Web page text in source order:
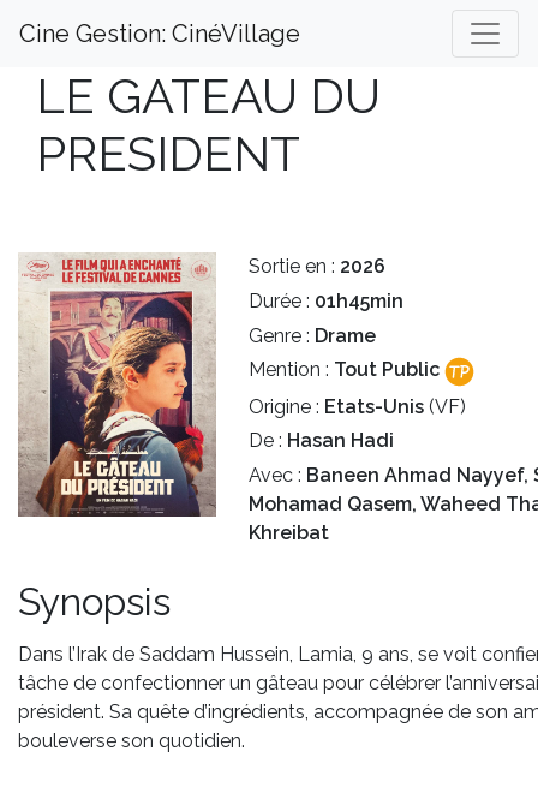
Cine Gestion: CinéVillage
LE GATEAU DU
PRESIDENT
Sortie en : 2026
Durée : 01h45min
Genre : Drame
Mention : Tout Public
Origine : Etats-Unis (VF)
De : Hasan Hadi
Avec : Baneen Ahmad Nayyef,
Mohamad Qasem, Waheed
Khreibat
Synopsis
Dans l’Irak de Saddam Hussein, Lamia, 9 ans, se voit
tâche de confectionner un gâteau pour célébrer
président. Sa quête d’ingrédients, accompagnée de son
bouleverse son quotidien.